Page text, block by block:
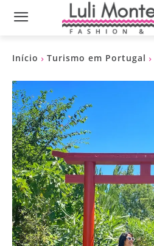
Início Turismo em Portugal